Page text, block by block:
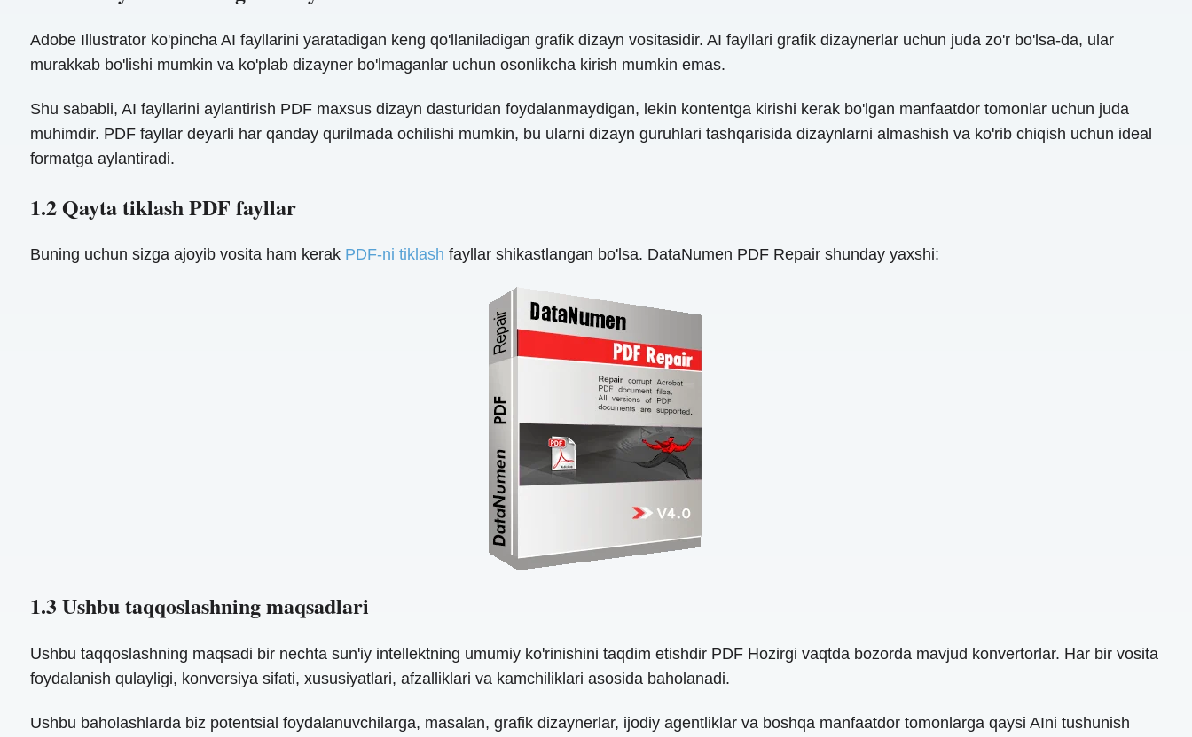
Adobe Illustrator ko'pincha AI fayllarini yaratadigan keng qo'llaniladigan grafik dizayn vositasidir. AI fayllari grafik dizaynerlar uchun juda zo'r bo'lsa-da, ular
murakkab bo'lishi mumkin va ko'plab dizayner bo'lmaganlar uchun osonlikcha kirish mumkin emas.
Shu sababli, AI fayllarini aylantirish PDF maxsus dizayn dasturidan foydalanmaydigan, lekin kontentga kirishi kerak bo'lgan manfaatdor tomonlar uchun juda
muhimdir. PDF fayllar deyarli har qanday qurilmada ochilishi mumkin, bu ularni dizayn guruhlari tashqarisida dizaynlarni almashish va ko'rib chiqish uchun ideal
formatga aylantiradi.
1.2 Qayta tiklash PDF fayllar
Buning uchun sizga ajoyib vosita ham kerak PDF-ni tiklash fayllar shikastlangan bo'lsa. DataNumen PDF Repair shunday yaxshi:
1.3 Ushbu taqqoslashning maqsadlari
Ushbu taqqoslashning maqsadi bir nechta sun'iy intellektning umumiy ko'rinishini taqdim etishdir PDF Hozirgi vaqtda bozorda mavjud konvertorlar. Har bir vosita
foydalanish qulayligi, konversiya sifati, xususiyatlari, afzalliklari va kamchiliklari asosida baholanadi.
Ushbu baholashlarda biz potentsial foydalanuvchilarga, masalan, grafik dizaynerlar, ijodiy agentliklar va boshqa manfaatdor tomonlarga qaysi AIni tushunish